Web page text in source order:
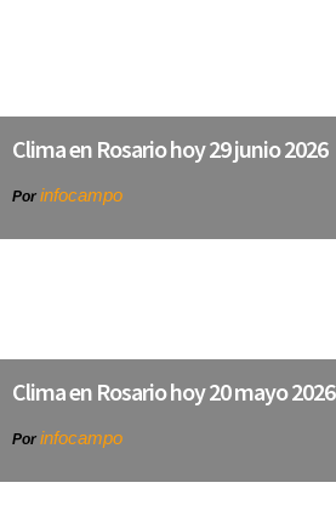
Clima en Rosario hoy 29 junio 2026
Por infocampo
Clima en Rosario hoy 20 mayo 2026
Por infocampo